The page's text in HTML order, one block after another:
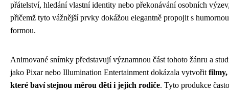
přátelství, hledání vlastní identity nebo překonávání osobních
přičemž tyto vážnější prvky dokážou elegantně propojit s humornou
formou.
Animované snímky představují významnou část tohoto žánru a
jako Pixar nebo Illumination Entertainment dokázala vytvořit filmy,
které baví stejnou měrou děti i jejich rodiče. Tyto produkce často